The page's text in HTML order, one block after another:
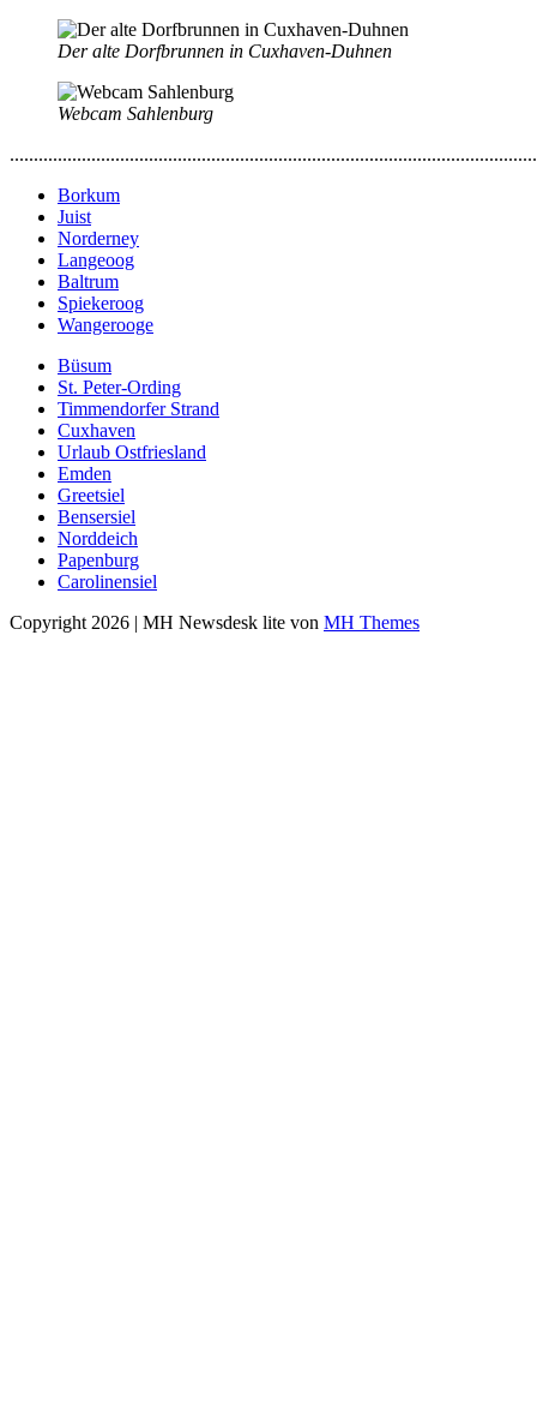
Der alte Dorfbrunnen in Cuxhaven-Duhnen
Webcam Sahlenburg
Borkum
Juist
Norderney
Langeoog
Baltrum
Spiekeroog
Wangerooge
Büsum
St. Peter-Ording
Timmendorfer Strand
Cuxhaven
Urlaub Ostfriesland
Emden
Greetsiel
Bensersiel
Norddeich
Papenburg
Carolinensiel
Copyright 2026 | MH Newsdesk lite von MH Themes